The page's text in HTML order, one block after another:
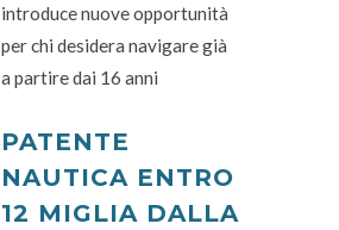
introduce nuove opportunità
per chi desidera navigare già
a partire dai 16 anni
PATENTE
NAUTICA ENTRO
12 MIGLIA DALLA